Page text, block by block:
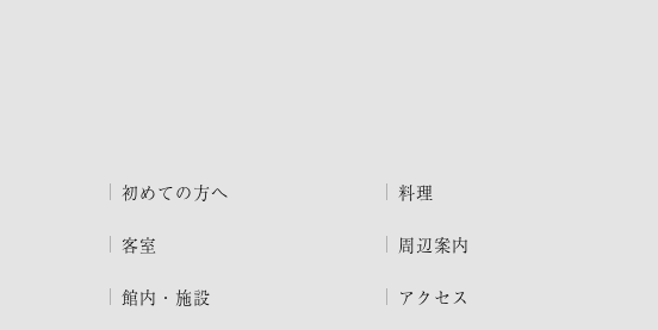
初めての方へ
客室
館内・施設
料理
周辺案内
アクセス